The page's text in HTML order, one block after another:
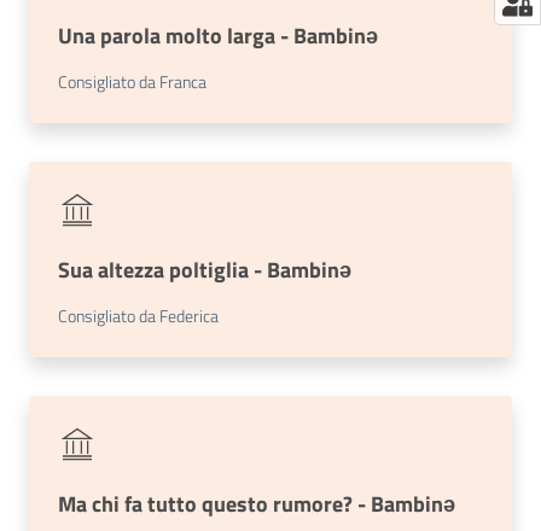
Una parola molto larga - Bambinə
Consigliato da Franca
Sua altezza poltiglia - Bambinə
Consigliato da Federica
Ma chi fa tutto questo rumore? - Bambinə